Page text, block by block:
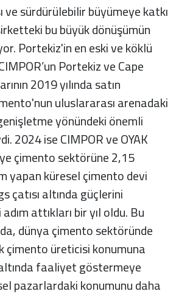
ve sürdürülebilir büyümeye katkı
bu büyük dönüşümün
Portekiz'in en eski ve köklü
Portekiz ve Cape
2019 yılında satın
uluslararası arenadaki
yönündeki önemli
2024 ise CIMPOR ve OYAK
çimento sektörüne 2,15
yapan küresel çimento devi
çatısı altında güçlerini
attıkları bir yıl oldu. Bu
dünya çimento sektöründe
çimento üreticisi konumuna
faaliyet göstermeye
pazarlardaki konumunu daha